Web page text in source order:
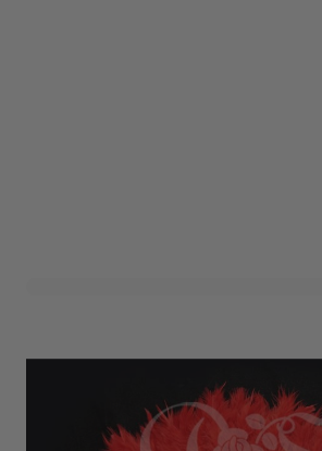
Art. nr. 1203-35ROOD
Informeer mij wanneer dit
Niet op voorraad